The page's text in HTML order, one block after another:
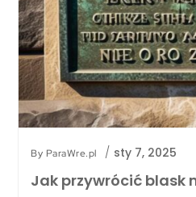
By ParaWre.pl / sty 7, 2025
Jak przywrócić blask